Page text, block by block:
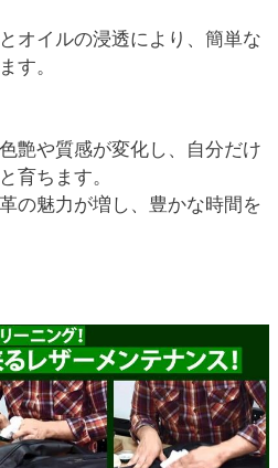
オイルの浸透により、簡単な
す。
艶や質感が変化し、自分だけ
育ちます。
の魅力が増し、豊かな時間を